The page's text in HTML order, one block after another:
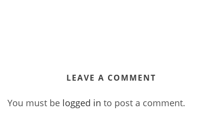
LEAVE A COMMENT
You must be logged in to post a comment.